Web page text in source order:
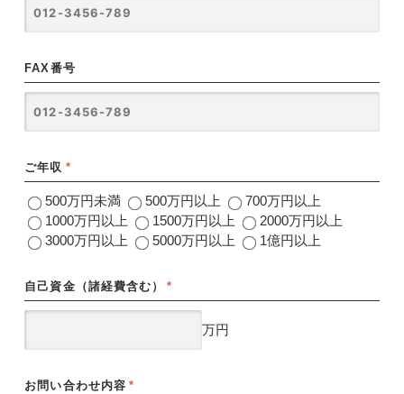
FAX番号
ご年収 *
500万円未満 500万円以上
700万円以上
1000万円以上
1500万円以上
2000万円以上
3000万円以上
5000万円以上 1億円以上
自己資金（諸経費含む） *
万円
お問い合わせ内容 *